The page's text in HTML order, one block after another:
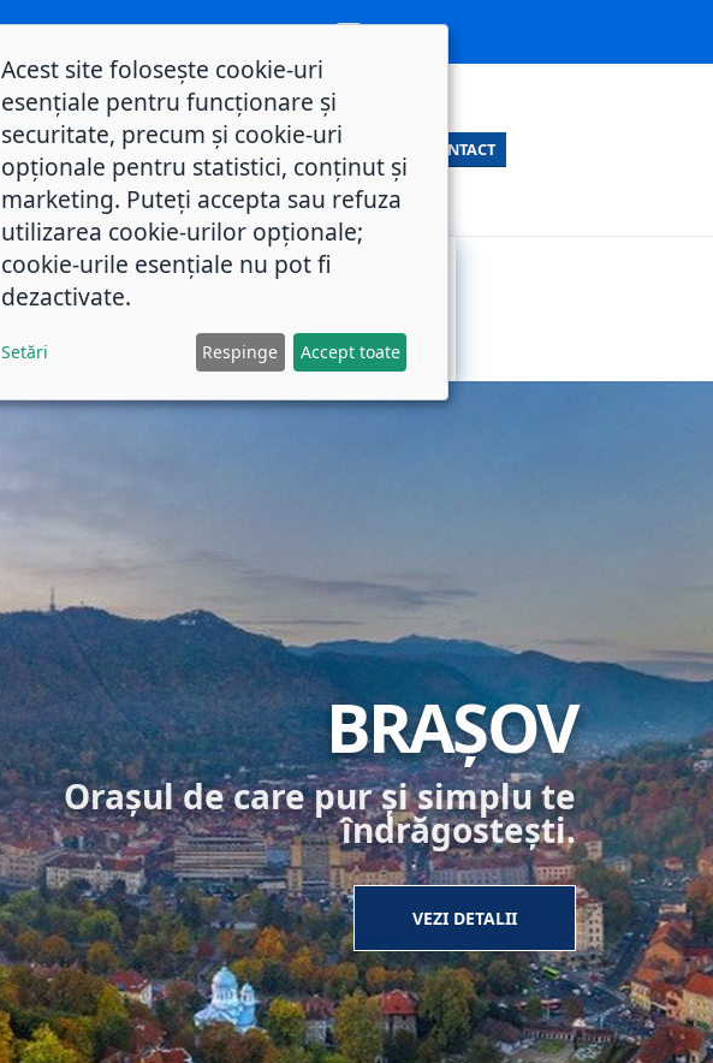
CONTACT
INTEGRITATE
BRAȘOV
Orașul de care pur și simplu te
îndrăgostești.
VEZI DETALII
Acest site folosește cookie-uri
esențiale pentru funcționare și
securitate, precum și cookie-uri
opționale pentru statistici, conținut și
marketing. Puteți accepta sau refuza
utilizarea cookie-urilor opționale;
cookie-urile esențiale nu pot fi
dezactivate.
Setări Respinge Accept toate